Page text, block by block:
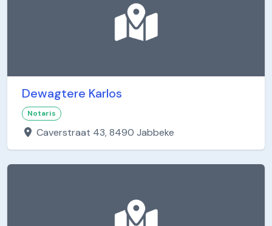
Dewagtere Karlos
Notaris
Caverstraat 43, 8490 Jabbeke